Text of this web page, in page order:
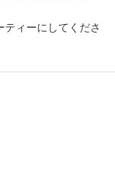
ィーにしてくださ